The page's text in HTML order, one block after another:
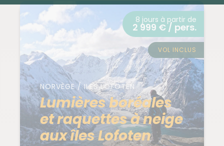
NORVÈGE / ILES LOFOTEN
Lumières boréales
et raquettes à neige
aux îles Lofoten
8 jours à partir de
2 999 € / pers.
VOL INCLUS